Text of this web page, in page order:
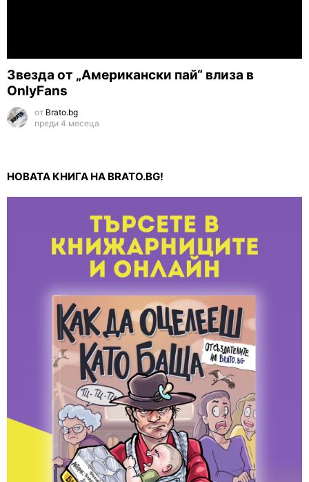
Звезда от „Американски пай“ влиза в
OnlyFans
от Brato.bg
преди 4 месеца
НОВАТА КНИГА НА BRATO.BG!